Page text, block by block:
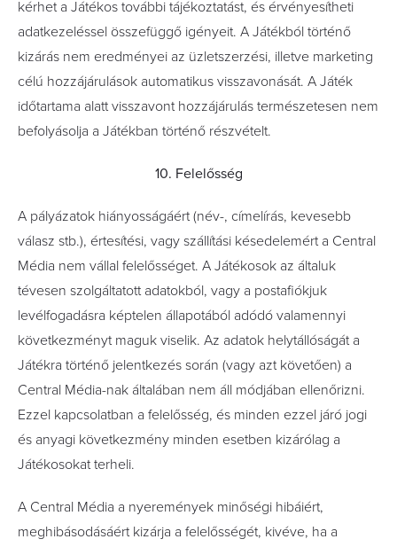
kérhet a Játékos további tájékoztatást, és érvényesítheti
adatkezeléssel összefüggő igényeit. A Játékból történő
kizárás nem eredményei az üzletszerzési, illetve marketing
célú hozzájárulások automatikus visszavonását. A Játék
időtartama alatt visszavont hozzájárulás természetesen nem
befolyásolja a Játékban történő részvételt.
10. Felelősség
A pályázatok hiányosságáért (név-, címelírás, kevesebb
válasz stb.), értesítési, vagy szállítási késedelemért a Central
Média nem vállal felelősséget. A Játékosok az általuk
tévesen szolgáltatott adatokból, vagy a postafiókjuk
levélfogadásra képtelen állapotából adódó valamennyi
következményt maguk viselik. Az adatok helytállóságát a
Játékra történő jelentkezés során (vagy azt követően) a
Central Média-nak általában nem áll módjában ellenőrizni.
Ezzel kapcsolatban a felelősség, és minden ezzel járó jogi
és anyagi következmény minden esetben kizárólag a
Játékosokat terheli.
A Central Média a nyeremények minőségi hibáiért,
meghibásodásáért kizárja a felelősségét, kivéve, ha a